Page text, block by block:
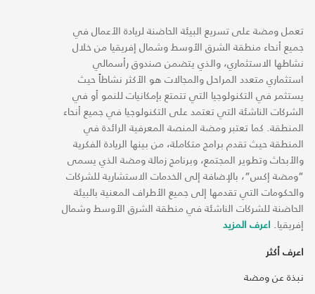
تعمل ومضة على تسريع البيئة الحاضنة لريادة الأعمال في
جميع أنحاء منطقة الشرق الأوسط وشمال إفريقيا من خلال
نشاطها الاستثماري، والذي يتضمن صندوق رأسمالي
استثماري متعدد المراحل والمجالات هو الأكثر نشاطاً حيث
يستثمر في التكنولوجيا التي تتمتع بإمكانيات للنمو أو في
الشركات الناشئة التي تعتمد على التكنولوجيا في جميع أنحاء
المنطقة. كما تعتبر ومضة المنصة المعرفية الرائدة في
المنطقة حيث تقدم برامج متكاملة، من بينها الريادة الفكرية
والأبحاث وتطوير المجتمع، وبرنامج زمالة ومضة الذي يسمى
“ومضة إكس“، بالإضافة إلى الخدمات الاستشارية للشركات
والحكومات التي تقدمها إلى جميع الأطراف المعنية بالبيئة
الحاضنة للشركات الناشئة في منطقة الشرق الأوسط وشمال
إفريقيا. اعرف المزيد
اعرف أكثر
نبذة عن ومضة